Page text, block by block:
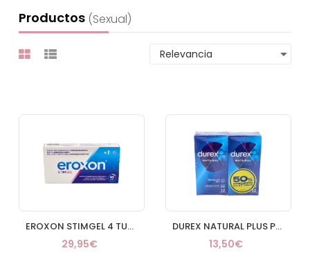
Productos (sexual)
EROXON STIMGEL 4 TUBOS MONODOSIS
29,95€
DUREX NATURAL PLUS PRESERVATIVOS DUPLO 12+12
13,50€